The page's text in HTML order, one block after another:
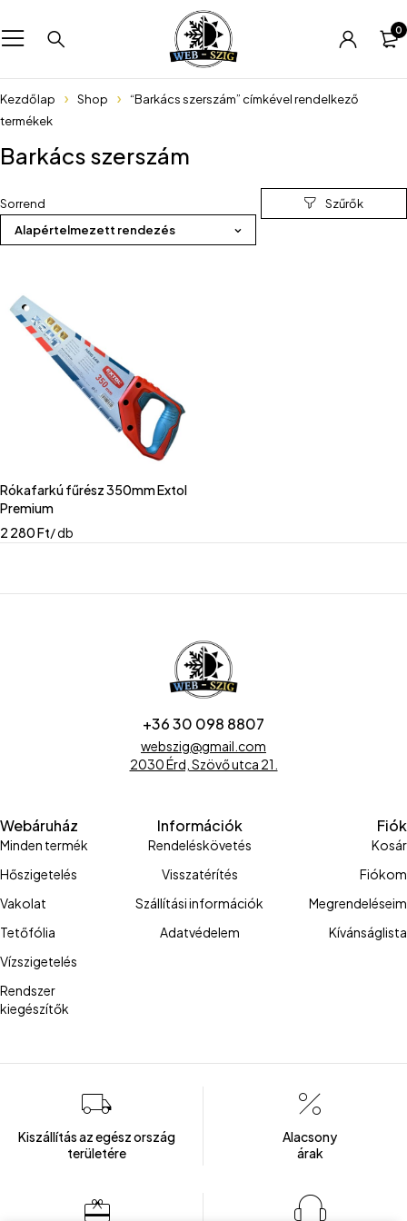
0
Kezdőlap Shop
“Barkács szerszám” címkével rendelkező
termékek
Barkács szerszám
Sorrend
Alapértelmezett rendezés
Rókafarkú fűrész 350mm Extol
Premium
2 280Ft/ db
+36 30 098 8807
webszig@gmail.com
2030 Érd, Szövő utca 21.
Webáruház
Minden termék
Hőszigetelés
Vakolat
Tetőfólia
Vízszigetelés
Rendszer
kiegészítők
Információk
Rendeléskövetés
Visszatérítés
Szállítási információk
Adatvédelem
Fiók
Kosár
Fiókom
Megrendeléseim
Kívánságlista
Kiszállítás az egész ország
területére
Alacsony
árak